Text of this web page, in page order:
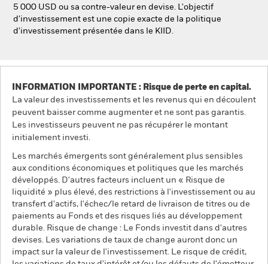
5 000 USD ou sa contre-valeur en devise. L'objectif
d'investissement est une copie exacte de la politique
d'investissement présentée dans le KIID.
INFORMATION IMPORTANTE : Risque de perte en capital.
La valeur des investissements et les revenus qui en découlent
peuvent baisser comme augmenter et ne sont pas garantis.
Les investisseurs peuvent ne pas récupérer le montant
initialement investi.
Les marchés émergents sont généralement plus sensibles
aux conditions économiques et politiques que les marchés
développés. D'autres facteurs incluent un « Risque de
liquidité » plus élevé, des restrictions à l'investissement ou au
transfert d'actifs, l'échec/le retard de livraison de titres ou de
paiements au Fonds et des risques liés au développement
durable. Risque de change : Le Fonds investit dans d'autres
devises. Les variations de taux de change auront donc un
impact sur la valeur de l'investissement. Le risque de crédit,